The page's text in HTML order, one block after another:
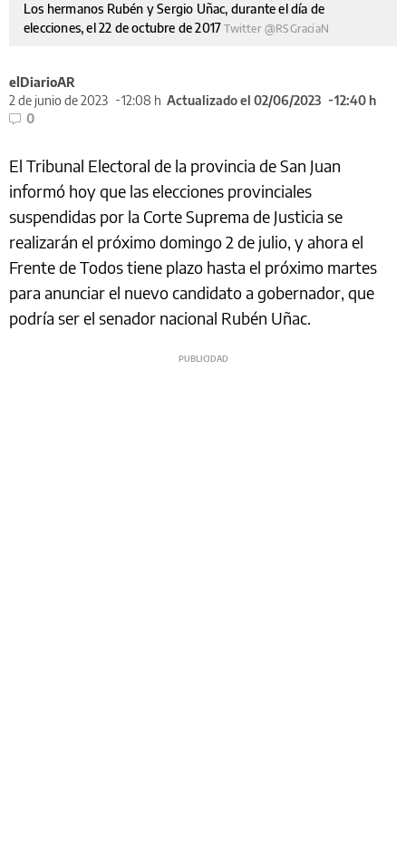
Los hermanos Rubén y Sergio Uñac, durante el día de
elecciones, el 22 de octubre de 2017Twitter @RSGraciaN
elDiarioAR
2 de junio de 2023
12:08 h Actualizado el 02/06/2023
12:40 h
0
El Tribunal Electoral de la provincia de San Juan
informó hoy que las elecciones provinciales
suspendidas por la Corte Suprema de Justicia se
realizarán el próximo domingo 2 de julio, y ahora el
Frente de Todos tiene plazo hasta el próximo martes
para anunciar el nuevo candidato a gobernador, que
podría ser el senador nacional Rubén Uñac.